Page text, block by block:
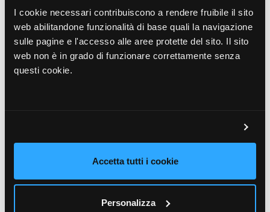
I cookie necessari contribuiscono a rendere fruibile il sito
web abilitandone funzionalità di base quali la navigazione
sulle pagine e l'accesso alle aree protette del sito. Il sito
web non è in grado di funzionare correttamente senza
questi cookie.
Accetta tutti i cookie
Personalizza
Workshop sulle Best & Worst Practices
– Roma
Novembre 13, 2025